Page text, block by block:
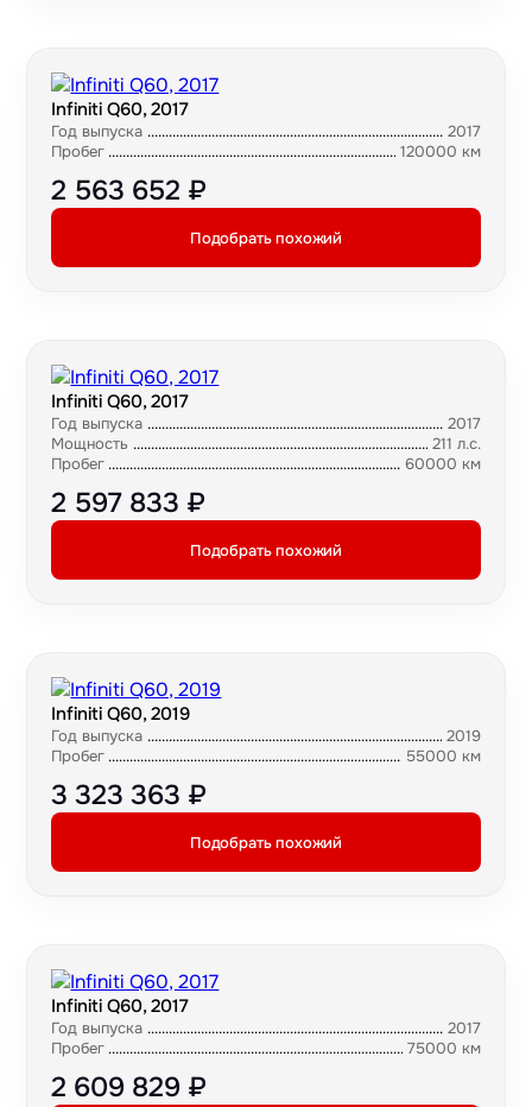
Infiniti Q60, 2017
Год выпуска
2017
Пробег
120000 км
2 563 652 ₽
Подобрать похожий
Infiniti Q60, 2017
Год выпуска
2017
Мощность
211 л.с.
Пробег
60000 км
2 597 833 ₽
Подобрать похожий
Infiniti Q60, 2019
Год выпуска
2019
Пробег
55000 км
3 323 363 ₽
Подобрать похожий
Infiniti Q60, 2017
Год выпуска
2017
Пробег
75000 км
2 609 829 ₽